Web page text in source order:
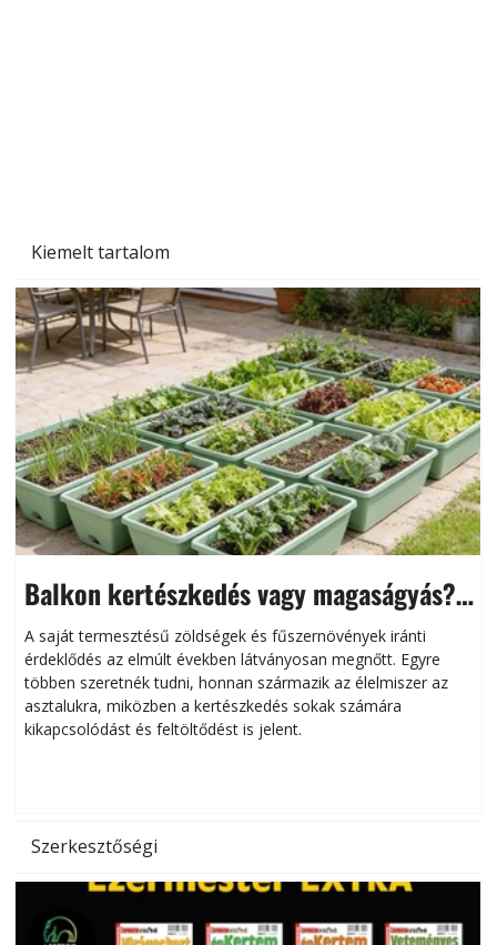
Kiemelt tartalom
Balkon kertészkedés vagy magaságyás?
Helytakarékos kertészkedés
A saját termesztésű zöldségek és fűszernövények iránti
érdeklődés az elmúlt években látványosan megnőtt. Egyre
többen szeretnék tudni, honnan származik az élelmiszer az
asztalukra, miközben a kertészkedés sokak számára
kikapcsolódást és feltöltődést is jelent.
Szerkesztőségi